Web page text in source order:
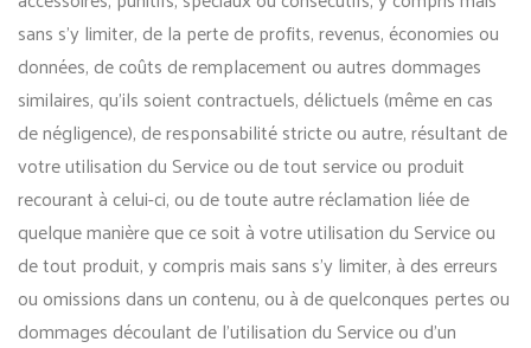
sans s’y limiter, de la perte de profits, revenus, économies ou
données, de coûts de remplacement ou autres dommages
similaires, qu’ils soient contractuels, délictuels (même en cas
de négligence), de responsabilité stricte ou autre, résultant de
votre utilisation du Service ou de tout service ou produit
recourant à celui-ci, ou de toute autre réclamation liée de
quelque manière que ce soit à votre utilisation du Service ou
de tout produit, y compris mais sans s’y limiter, à des erreurs
ou omissions dans un contenu, ou à de quelconques pertes ou
dommages découlant de l’utilisation du Service ou d’un